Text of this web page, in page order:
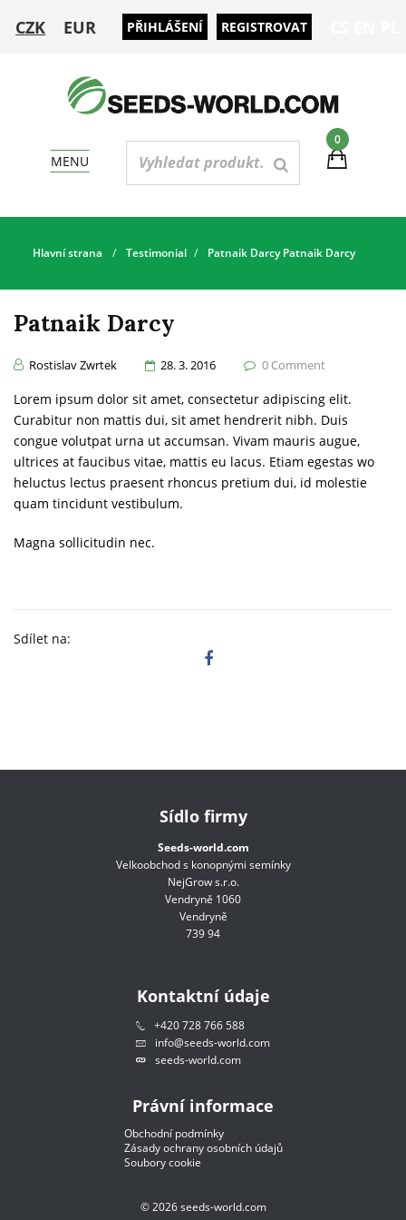
CZK EUR PŘIHLÁŠENÍ REGISTROVAT
0
MENU
Hlavní strana Testimonial Patnaik Darcy Patnaik Darcy
Patnaik Darcy
Rostislav Zwrtek
Posted
28. 3. 2016 0 Comment
Lorem ipsum dolor sit amet, consectetur adipiscing elit.
Curabitur non mattis dui, sit amet hendrerit nibh. Duis
congue volutpat urna ut accumsan. Vivam mauris augue,
ultrices at faucibus vitae, mattis eu lacus. Etiam egestas wo
heluctus lectus praesent rhoncus pretium dui, id molestie
quam tincidunt vestibulum.
Magna sollicitudin nec.
Sdílet na:
Sídlo firmy
Seeds-world.com
Velkoobchod s konopnými semínky
NejGrow s.r.o.
Vendryně 1060
Vendryně
739 94
Kontaktní údaje
+420 728 766 588
info@seeds-world.com
seeds-world.com
Právní informace
Obchodní podmínky
Zásady ochrany osobních údajů
Soubory cookie
©2026seeds-world.com